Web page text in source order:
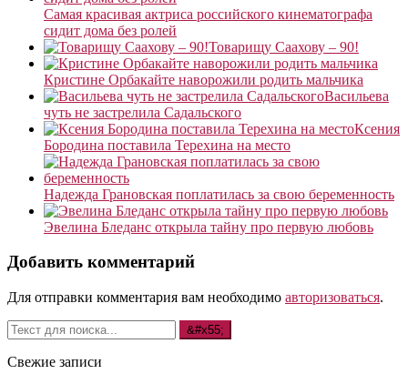
Самая красивая актриса российского кинематографа
сидит дома без ролей
Товарищу Саахову – 90!
Кристине Орбакайте наворожили родить мальчика
Васильева
чуть не застрелила Садальского
Ксения
Бородина поставила Терехина на место
Надежда Грановская поплатилась за свою беременность
Эвелина Бледанс открыла тайну про первую любовь
Добавить комментарий
Для отправки комментария вам необходимо авторизоваться.
Свежие записи